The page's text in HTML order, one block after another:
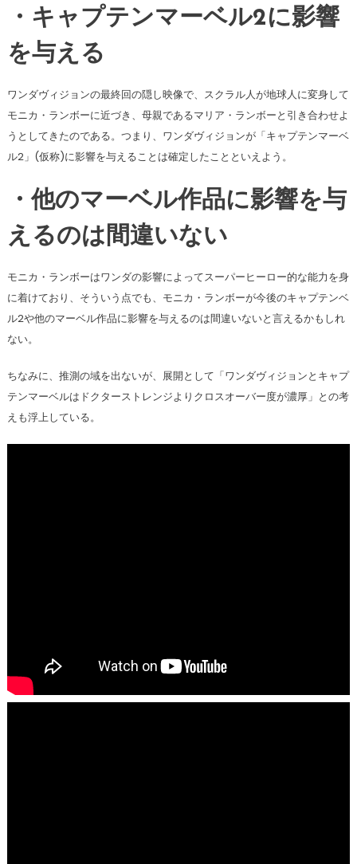
・キャプテンマーベル2に影響
を与える
ワンダヴィジョンの最終回の隠し映像で、スクラル人が地球人に変身して
モニカ・ランボーに近づき、母親であるマリア・ランボーと引き合わせよ
うとしてきたのである。つまり、ワンダヴィジョンが「キャプテンマーベ
ル2」(仮称)に影響を与えることは確定したことといえよう。
・他のマーベル作品に影響を与
えるのは間違いない
モニカ・ランボーはワンダの影響によってスーパーヒーロー的な能力を身
に着けており、そういう点でも、モニカ・ランボーが今後のキャプテンベ
ル2や他のマーベル作品に影響を与えるのは間違いないと言えるかもしれ
ない。
ちなみに、推測の域を出ないが、展開として「ワンダヴィジョンとキャプ
テンマーベルはドクターストレンジよりクロスオーバー度が濃厚」との考
えも浮上している。